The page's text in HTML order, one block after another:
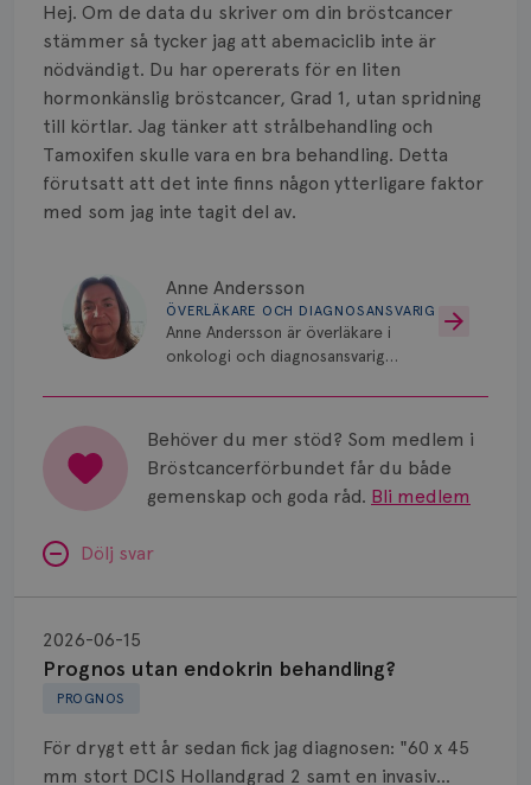
Hej. Om de data du skriver om din bröstcancer
stämmer så tycker jag att abemaciclib inte är
nödvändigt. Du har opererats för en liten
hormonkänslig bröstcancer, Grad 1, utan spridning
till körtlar. Jag tänker att strålbehandling och
Tamoxifen skulle vara en bra behandling. Detta
förutsatt att det inte finns någon ytterligare faktor
med som jag inte tagit del av.
Anne Andersson
ÖVERLÄKARE OCH DIAGNOSANSVARIG
Anne Andersson är överläkare i
onkologi och diagnosansvarig
Universitetssjukhus i Umeå.
Behöver du mer stöd? Som medlem i
Bröstcancerförbundet får du både
gemenskap och goda råd. Bli medlem
Dölj svar
PROGNOS
Prognos utan endokrin behandling?
2026-06-15
För drygt ett år sedan fick jag diagnosen: "60 x 45
mm stort DCIS Hollandgrad 2 samt en invasiv
utan
endokrin
behandling?